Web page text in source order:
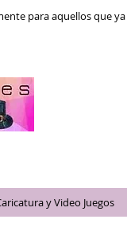
para aquellos que
y Video Juegos